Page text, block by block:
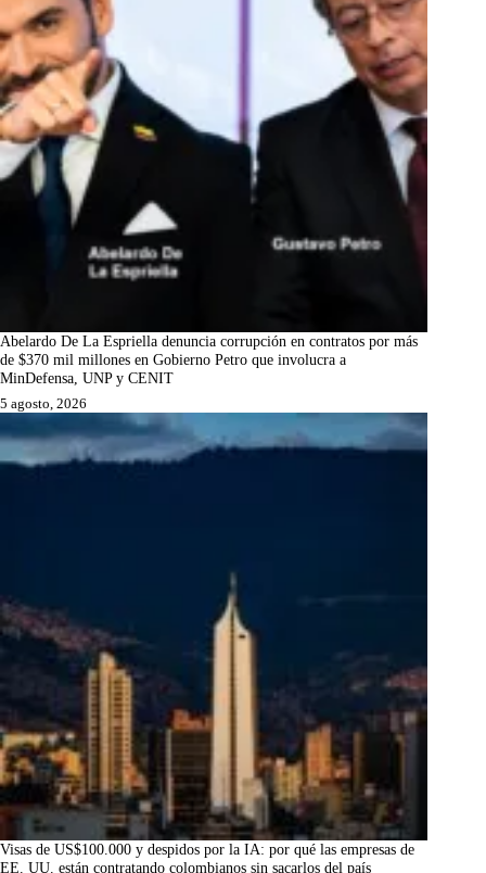
Abelardo De La Espriella denuncia corrupción en contratos por más
de $370 mil millones en Gobierno Petro que involucra a
MinDefensa, UNP y CENIT
5 agosto, 2026
Visas de US$100.000 y despidos por la IA: por qué las empresas de
EE. UU. están contratando colombianos sin sacarlos del país